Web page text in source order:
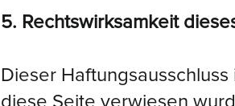
5. Rechtswirksamkeit
Dieser